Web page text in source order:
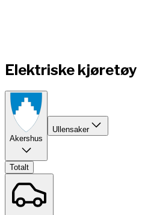
Elektriske kjøretøy
Akershus
Ullensaker
Totalt